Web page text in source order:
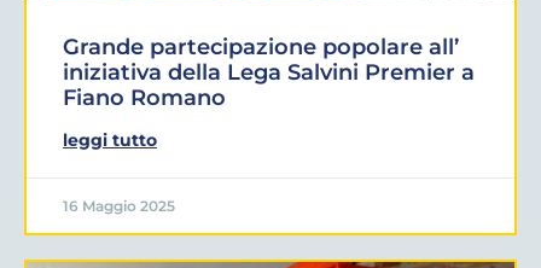
Grande partecipazione popolare all’
iniziativa della Lega Salvini Premier a
Fiano Romano
leggi tutto
16 Maggio 2025